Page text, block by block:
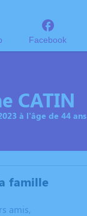
Facebook
CATIN
à l'âge de 44 ans
famille
amis,